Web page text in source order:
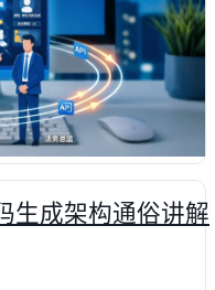
生成架构通俗讲解